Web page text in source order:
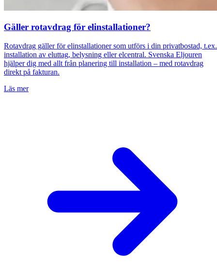
Gäller rotavdrag för elinstallationer?
Rotavdrag gäller för elinstallationer som utförs i din privatbostad, t.ex.
installation av eluttag, belysning eller elcentral. Svenska Eljouren
hjälper dig med allt från planering till installation – med rotavdrag
direkt på fakturan.
Läs mer